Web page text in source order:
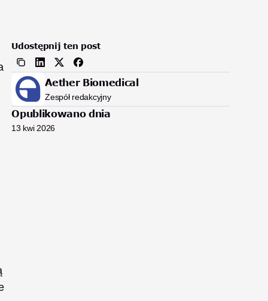
Udostępnij ten post
Aether Biomedical
Zespół redakcyjny
Opublikowano dnia
13 kwi 2026